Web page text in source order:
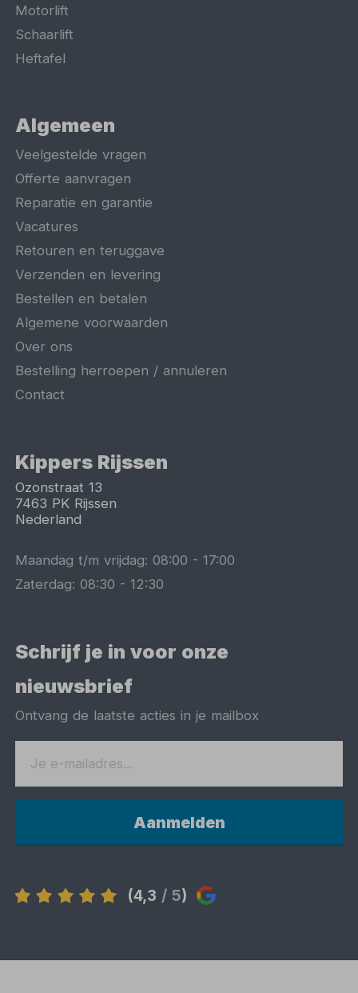
Motorlift
Schaarlift
Heftafel
Algemeen
Veelgestelde vragen
Offerte aanvragen
Reparatie en garantie
Vacatures
Retouren en teruggave
Verzenden en levering
Bestellen en betalen
Algemene voorwaarden
Over ons
Bestelling herroepen / annuleren
Contact
Kippers Rijssen
Ozonstraat 13
7463 PK Rijssen
Nederland
Maandag t/m vrijdag:08:00 -17:00
Zaterdag:08:30 -12:30
Schrijf je in voor onze
nieuwsbrief
Ontvang de laatste acties in je mailbox
Aanmelden
(4,3 / 5)